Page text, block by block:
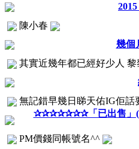
陳小春
幾個
其實近幾年都已經好少人
無記錯早幾日睇天佑IG佢
✰✰✰✰✰✰✰「已出售」
PM價錢同帳號名^^